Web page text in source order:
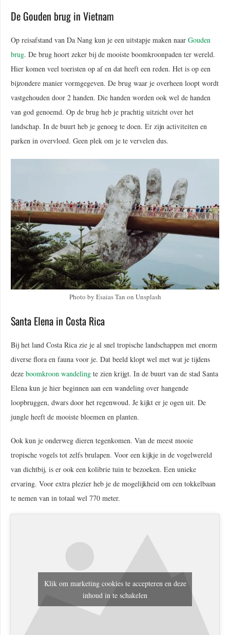
De Gouden brug in Vietnam
Op reisafstand van Da Nang kun je een uitstapje maken naar Gouden
brug. De brug hoort zeker bij de mooiste boomkroonpaden ter wereld.
Hier komen veel toeristen op af en dat heeft een reden. Het is op een
bijzondere manier vormgegeven. De brug waar je overheen loopt wordt
vastgehouden door 2 handen. Die handen worden ook wel de handen
van god genoemd. Op de brug heb je prachtig uitzicht over het
landschap. In de buurt heb je genoeg te doen. Er zijn activiteiten en
parken in overvloed. Geen plek om je te vervelen dus.
Photo by Esaias Tan on Unsplash
Santa Elena in Costa Rica
Bij het land Costa Rica zie je al snel tropische landschappen met enorm
diverse flora en fauna voor je. Dat beeld klopt wel met wat je tijdens
deze boomkroon wandeling te zien krijgt. In de buurt van de stad Santa
Elena kun je hier beginnen aan een wandeling over hangende
loopbruggen, dwars door het regenwoud. Je kijkt er je ogen uit. De
jungle heeft de mooiste bloemen en planten.
Ook kun je onderweg dieren tegenkomen. Van de meest mooie
tropische vogels tot zelfs brulapen. Voor een kijkje in de vogelwereld
van dichtbij, is er ook een kolibrie tuin te bezoeken. Een unieke
ervaring. Voor extra plezier heb je de mogelijkheid om een tokkelbaan
te nemen van in totaal wel 770 meter.
Klik om marketing cookies te accepteren en deze
inhoud in te schakelen